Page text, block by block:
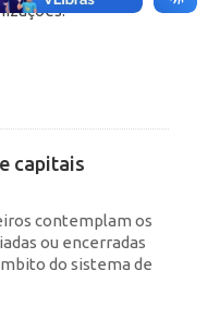
capitais
contemplam os
ou encerradas
do sistema de